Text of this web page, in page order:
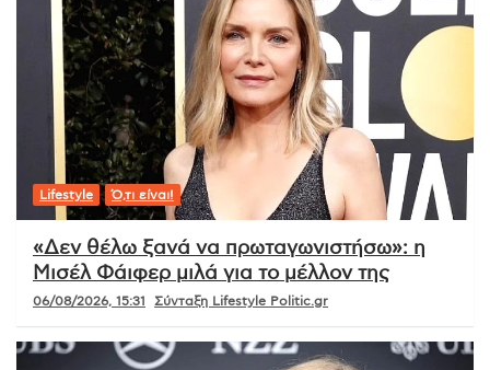
Lifestyle Ό,τι είναι!
«Δεν θέλω ξανά να πρωταγωνιστήσω»: η
Μισέλ Φάιφερ μιλά για το μέλλον της
06/08/2026, 15:31 Σύνταξη Lifestyle Politic.gr